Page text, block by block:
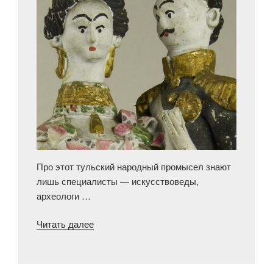
Про этот тульский народный промысел знают
лишь специалисты — искусствоведы,
археологи …
Читать далее«Танцующая